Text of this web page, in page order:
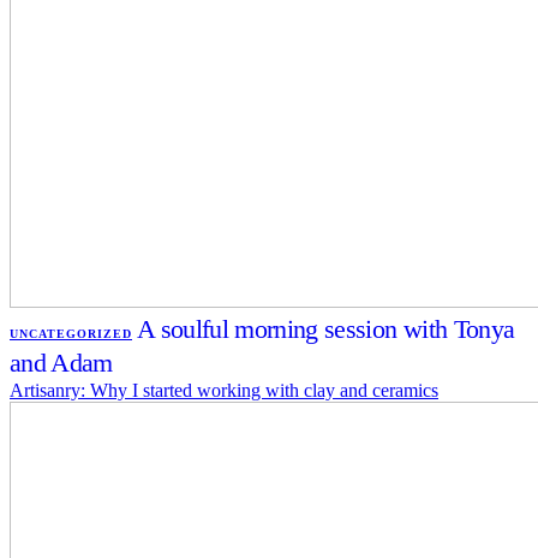
UNCATEGORIZED
A soulful morning session with Tonya
and Adam
Artisanry: Why I started working with clay and ceramics